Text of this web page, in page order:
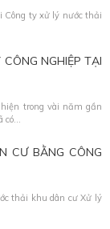
Công ty xử lý nước thải
NGHIỆP TẠI
trong vài năm gần
có...
CƯ BẰNG CÔNG
thải khu dân cư Xử lý